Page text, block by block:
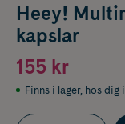
Heey!
kapslar
155 kr
Finns i lager, hos dig